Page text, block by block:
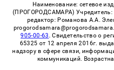
Наименование: сетевое
(ПРОГОРОДСАМАРА) Учредитель:
редактор: Романова А.А.
905-00-63 . Свидетельство о
65325 от 12 апреля 2016г.
надзору в сфере связи,
коммуникаций.